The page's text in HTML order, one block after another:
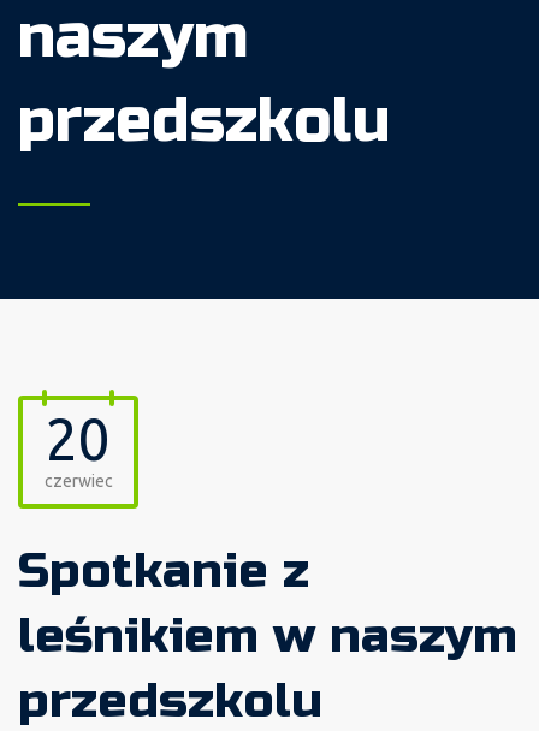
naszym
przedszkolu
20
czerwiec
Spotkanie z
leśnikiem w naszym
przedszkolu